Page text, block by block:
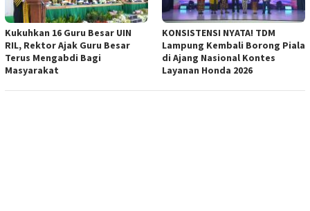
Kukuhkan 16 Guru Besar UIN
RIL, Rektor Ajak Guru Besar
Terus Mengabdi Bagi
Masyarakat
KONSISTENSI NYATA! TDM
Lampung Kembali Borong Piala
di Ajang Nasional Kontes
Layanan Honda 2026